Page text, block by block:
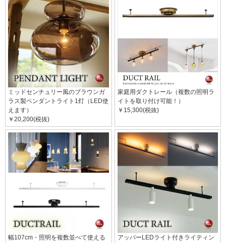
ミッドセンチュリー風のブラウンガ
ラス製ペンダントライト1灯（LED使
えます）
￥20,200(税抜)
家庭用ダクトレール（複数の照明ラ
イトを取り付け可能！）
￥15,300(税抜)
幅107cm・照明を複数並べて使える
アッパーLEDライト付きライティン